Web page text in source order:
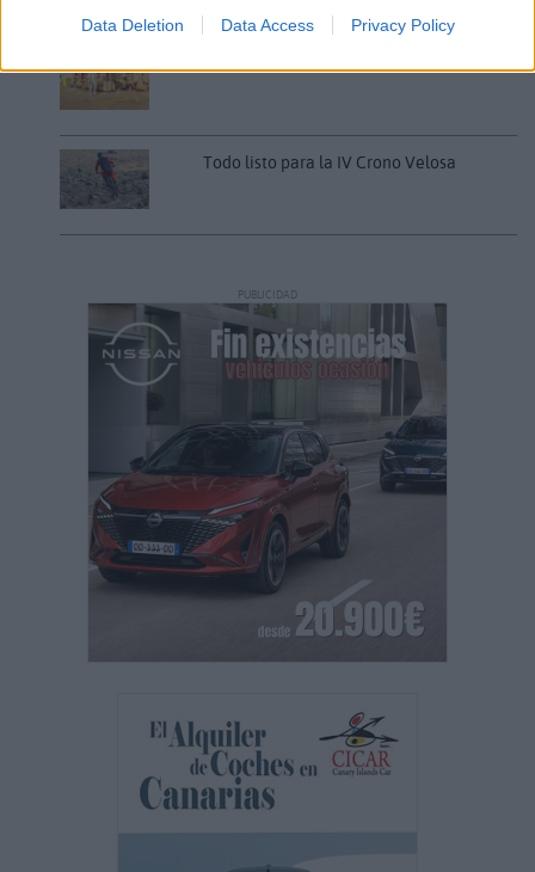
Data Deletion Data Access Privacy Policy
Todo listo para la IV Crono Velosa
PUBLICIDAD